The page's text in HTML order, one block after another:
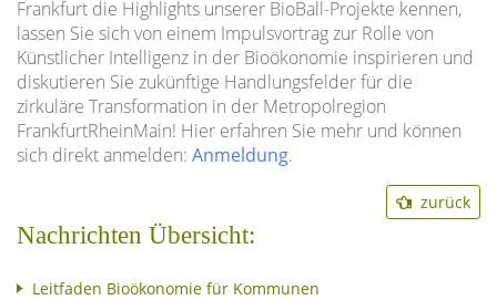
Frankfurt die Highlights unserer BioBall-Projekte kennen,
lassen Sie sich von einem Impulsvortrag zur Rolle von
Künstlicher Intelligenz in der Bioökonomie inspirieren und
diskutieren Sie zukünftige Handlungsfelder für die
zirkuläre Transformation in der Metropolregion
FrankfurtRheinMain! Hier erfahren Sie mehr und können
sich direkt anmelden: Anmeldung.
zurück
Nachrichten Übersicht:
Leitfaden Bioökonomie für Kommunen